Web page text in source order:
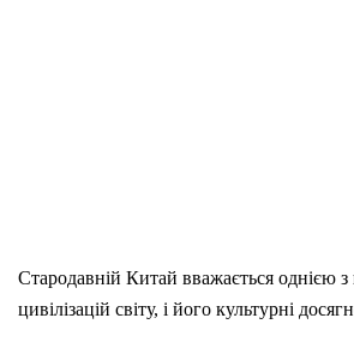
Стародавній Китай вважається однією
цивілізацій світу, і його культурні